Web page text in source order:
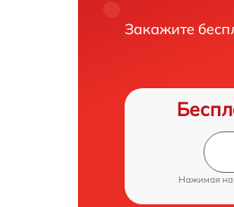
Закажите
Нажимая на